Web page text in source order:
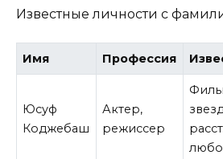
Известные личности с
Имя Профессия
Юсуф
Коджебаш
Актер,
режиссер